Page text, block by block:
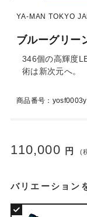
YA-MAN TOKYO
ブルーグリー
346個の高輝度
術は新次元へ。
商品番号：
110,000 円 (
バリエーション